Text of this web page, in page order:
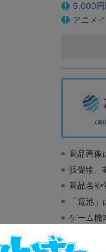
5,000円
アニメ
商品画像
販促物、
商品名や
「電池
ゲーム機
ディス
す。